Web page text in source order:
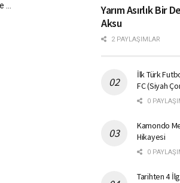
Yarım Asırlık Bir
Aksu
2 PAYLAŞIMLAR
İlk Türk
FC (Siyah
0
Kamondo
Hikayesi
0
Tarihten 4